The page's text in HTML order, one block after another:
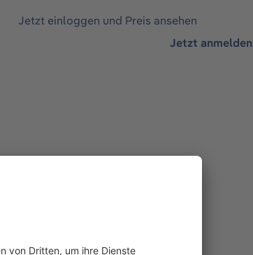
Jetzt einloggen und Preis ansehen
Jetzt anmelden